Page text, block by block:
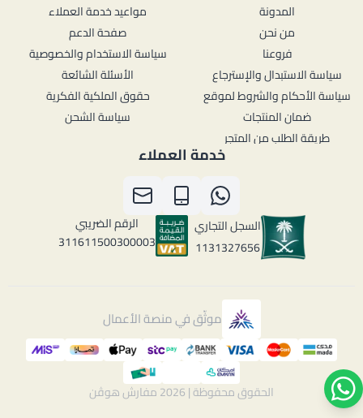
المدونة
من نحن
فروعنا
سياسة الاستبدال والإسترجاع
سياسة الأحكام والشروط لموقع
ضمان المنتجات
طريقة الطلب من المتجر
مواعيد خدمة العملاء
صفحة الدعم
سياسة الاستخدام والخصوصية
الأسئلة الشائعة
حقوق الملكية الفكرية
سياسة الشحن
خدمة العملاء
السجل التجاري
1131327656
الرقم الضريبي
311611500300003
موثّق في منصة الأعمال
الحقوق محفوظة | 2026 مفارش هوڤن